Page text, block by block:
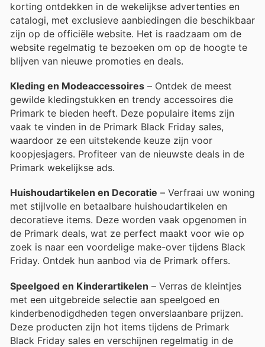
korting ontdekken in de wekelijkse advertenties en
catalogi, met exclusieve aanbiedingen die beschikbaar
zijn op de officiële website. Het is raadzaam om de
website regelmatig te bezoeken om op de hoogte te
blijven van nieuwe promoties en deals.
Kleding en Modeaccessoires – Ontdek de meest
gewilde kledingstukken en trendy accessoires die
Primark te bieden heeft. Deze populaire items zijn
vaak te vinden in de Primark Black Friday sales,
waardoor ze een uitstekende keuze zijn voor
koopjesjagers. Profiteer van de nieuwste deals in de
Primark wekelijkse ads.
Huishoudartikelen en Decoratie – Verfraai uw woning
met stijlvolle en betaalbare huishoudartikelen en
decoratieve items. Deze worden vaak opgenomen in
de Primark deals, wat ze perfect maakt voor wie op
zoek is naar een voordelige make-over tijdens Black
Friday. Ontdek hun aanbod via de Primark offers.
Speelgoed en Kinderartikelen – Verras de kleintjes
met een uitgebreide selectie aan speelgoed en
kinderbenodigdheden tegen onverslaanbare prijzen.
Deze producten zijn hot items tijdens de Primark
Black Friday sales en verschijnen regelmatig in de